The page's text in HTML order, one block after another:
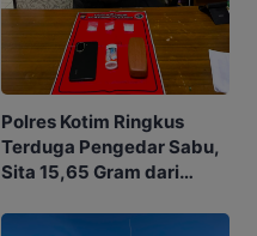
Polres Kotim Ringkus
Terduga Pengedar Sabu,
Sita 15,65 Gram dari